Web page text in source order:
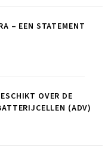
– EEN STATEMENT
OVER DE
(ADV)